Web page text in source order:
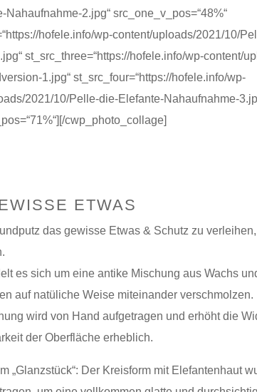
Nahaufnahme-2.jpg“ src_one_v_pos=“48%“
hofele.info/wp-content/uploads/2021/10/
st_src_three=“https://hofele.info/wp-content/
1.jpg“ st_src_four=“https://hofele.info/wp-
2021/10/Pelle-die-Elefante-Nahaufnahme-
cwp_photo_collage]
ETWAS
das gewisse Etwas & Schutz zu
es sich um eine antike Mischung aus Wachs
auf natüliche Weise miteinander verschmolzen.
wird von Hand aufgetragen und erhöht die
der Oberfläche erheblich.
„Glanzstück“: Der Kreisform mit Elefantenhaut